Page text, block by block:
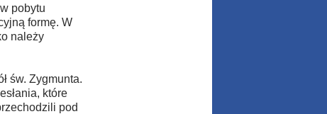
pobytu
formę. W
należy
św. Zygmunta.
które
pod